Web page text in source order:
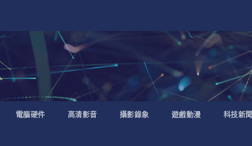
電腦硬件 高清影音 攝影錄象 遊戲動漫 科技新聞